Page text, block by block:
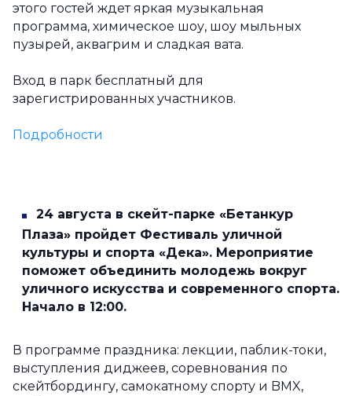
этого гостей ждет яркая музыкальная
программа, химическое шоу, шоу мыльных
пузырей, аквагрим и сладкая вата.
Вход в парк бесплатный для
зарегистрированных участников.
Подробности
24 августа в скейт-парке «Бетанкур
Плаза» пройдет Фестиваль уличной
культуры и спорта «Дека». Мероприятие
поможет объединить молодежь вокруг
уличного искусства и современного спорта.
Начало в 12:00.
В программе праздника: лекции, паблик-токи,
выступления диджеев, соревнования по
скейтбордингу, самокатному спорту и BMX,